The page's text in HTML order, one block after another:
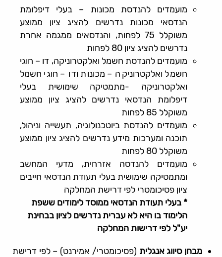
מועמדים להנדסת מכונות – בעלי דיפלומת
הנדסאי מכונות נדרשים להציג ציון ממוצע
משוקלל 75 לפחות, והנדסאים ממגמה אחרת
נדרשים להציג ציון 80 לפחות
מועמדים להנדסת חשמל ואלקטרוניקה, דו – חוגי
חשמל ואלקטרוניקה – מכונות ודו – חוגי חשמל
ואלקטרוניקה -מתמטיקה שימושית בעלי
דיפלומת הנדסאי נדרשים להציג ציון ממוצע
משוקלל 85 לפחות
מועמדים להנדסת ביוטכנולוגיה, תעשייה וניהול,
תוכנה ומערכות מידע נדרשים להציג ציון ממוצע
משוקלל 80 לפחות
מועמדים להנדסה אזרחית, מדעי המחשב
ומתמטיקה שימושית בעלי תעודת הנדסאי חייבים
ציון פסיכומטרי לפי דרישת המחלקה
* בעלי תעודת הנדסאי ממוסד לימודים ששפת
הלימוד בו היא לא עברית נדרשים לציון בבחינת
יע"ל לפי דרישות המחלקה
מבחן סיווג אנגלית (פסיכומטרי/ אמירנט) – לפי דרישת